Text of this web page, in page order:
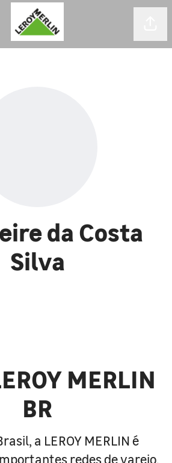
da Costa
Silva
MERLIN
BR
a LEROY MERLIN é
redes de varejo,